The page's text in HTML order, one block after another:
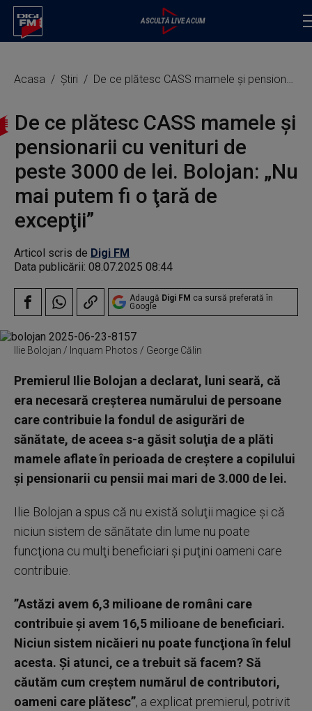
Acasa Știri De ce plătesc CASS mamele și pensionarii cu venituri de peste 3000 de lei. Bolojan: „Nu mai putem fi o ţară de excepţii”
De ce plătesc CASS mamele și
pensionarii cu venituri de
peste 3000 de lei. Bolojan: „Nu
mai putem fi o ţară de
excepţii”
Articol scris de Digi FM
Data publicării: 08.07.2025 08:44
Adaugă Digi FM ca sursă preferată în
Google
Ilie Bolojan / Inquam Photos / George Călin
Premierul Ilie Bolojan a declarat, luni seară, că
era necesară creşterea numărului de persoane
care contribuie la fondul de asigurări de
sănătate, de aceea s-a găsit soluţia de a plăti
mamele aflate în perioada de creştere a copilului
şi pensionarii cu pensii mai mari de 3.000 de lei.
Ilie Bolojan a spus că nu există soluţii magice şi că
niciun sistem de sănătate din lume nu poate
funcţiona cu mulţi beneficiari şi puţini oameni care
contribuie.
”Astăzi avem 6,3 milioane de români care
contribuie şi avem 16,5 milioane de beneficiari.
Niciun sistem nicăieri nu poate funcţiona în felul
acesta. Şi atunci, ce a trebuit să facem? Să
căutăm cum creştem numărul de contributori,
oameni care plătesc”, a explicat premierul, potrivit